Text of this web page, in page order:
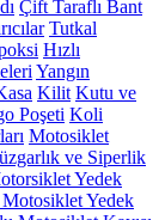
Çift Taraflı Bant
Tutkal
Hızlı
Yangın
Kilit Kutu ve
Poşeti Koli
Motosiklet
ve Siperlik
Yedek
Yedek